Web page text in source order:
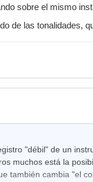
sobre el mismo
de las tonalidades,
"débil" de un
muchos está la
también cambia "el